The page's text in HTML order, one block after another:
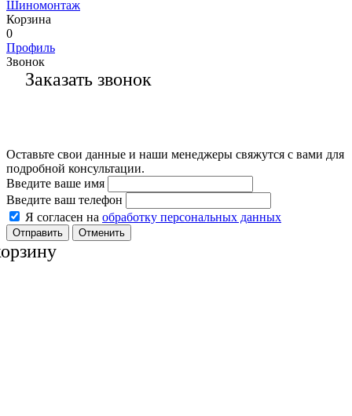
Шиномонтаж
Корзина
0
Профиль
Звонок
Заказать звонок
Оставьте свои данные и наши менеджеры свяжутся с вами для
подробной консультации.
Введите ваше имя
Введите ваш телефон
Я согласен на обработку персональных данных
Отменить